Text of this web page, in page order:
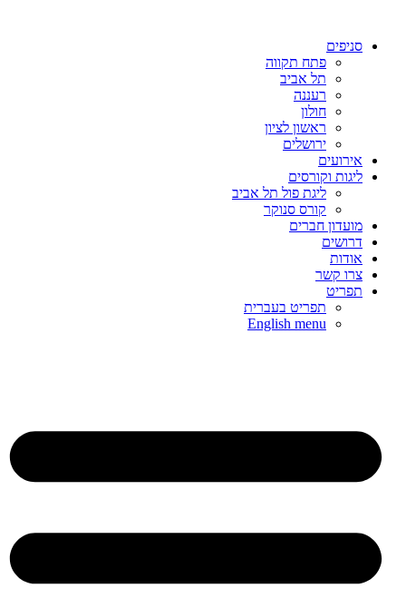
סניפים
פתח תקווה
תל אביב
רעננה
חולון
ראשון לציון
ירושלים
אירועים
ליגות וקורסים
ליגת פול תל אביב
קורס סנוקר
מועדון חברים
דרושים
אודות
צרו קשר
תפריט
תפריט בעברית
English menu